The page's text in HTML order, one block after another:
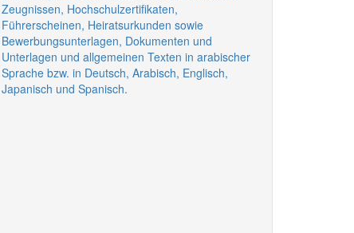
Zeugnissen, Hochschulzertifikaten,
Führerscheinen, Heiratsurkunden sowie
Bewerbungsunterlagen, Dokumenten und
Unterlagen und allgemeinen Texten in arabischer
Sprache bzw. in Deutsch, Arabisch, Englisch,
Japanisch und Spanisch.